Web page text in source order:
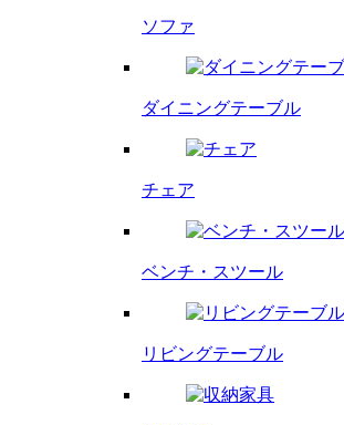
ソファ
ダイニングテーブル
チェア
ベンチ・ スツール
リビングテーブル